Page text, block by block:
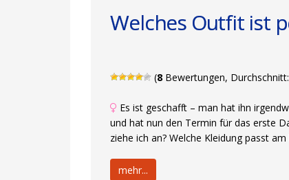
Welches Outfit ist
(8 Bewertungen, Durchschnitt:
Es ist geschafft – man hat ihn
und hat nun den Termin für das erste
ziehe ich an? Welche Kleidung passt
mehr...